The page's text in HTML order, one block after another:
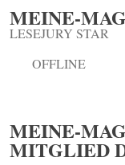
MEINE-
LESEJURY STAR
OFFLINE
MEINE-
MITGLIED